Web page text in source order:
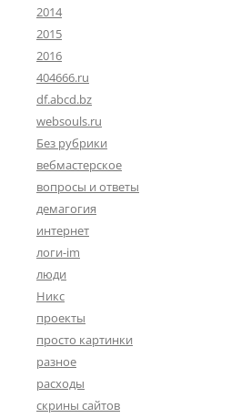
2014
2015
2016
404666.ru
df.abcd.bz
websouls.ru
Без рубрики
вебмастерское
вопросы и ответы
демагогия
интернет
логи-im
люди
Никс
проекты
просто картинки
разное
расходы
скрины сайтов